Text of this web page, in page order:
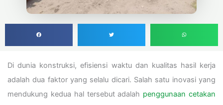
Di dunia konstruksi, efisiensi waktu dan kualitas hasil kerja
adalah dua faktor yang selalu dicari. Salah satu inovasi yang
mendukung kedua hal tersebut adalah penggunaan cetakan